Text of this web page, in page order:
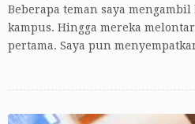
Beberapa teman saya
kampus. Hingga mereka
pertama. Saya pun